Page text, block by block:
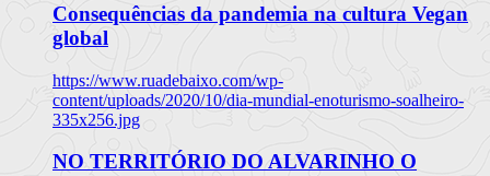
Consequências da pandemia na cultura Vegan
global
https://www.ruadebaixo.com/wp-
content/uploads/2020/10/dia-mundial-enoturismo-soalheiro-
335x256.jpg
NO TERRITÓRIO DO ALVARINHO O